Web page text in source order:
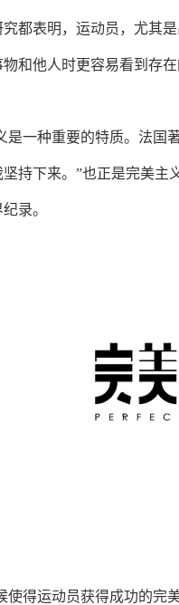
都表明，运动员，尤其
和他人时更容易看到存
是一种重要的特质。法国
持下来。”也正是完美
录。
使得运动员获得成功的完